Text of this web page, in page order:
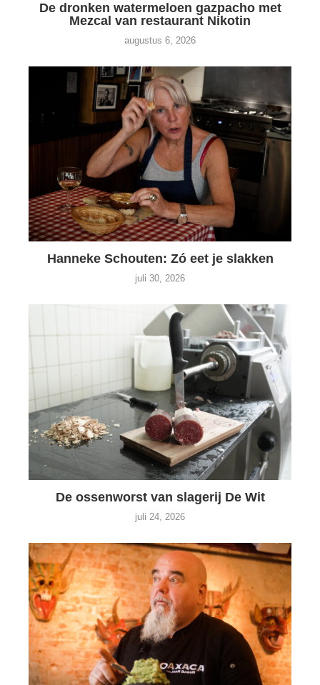
De dronken watermeloen gazpacho met
Mezcal van restaurant Nikotin
augustus 6, 2026
Hanneke Schouten: Zó eet je slakken
juli 30, 2026
De ossenworst van slagerij De Wit
juli 24, 2026